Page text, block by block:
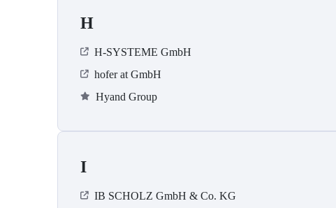
H
H-SYSTEME GmbH
hofer at GmbH
Hyand Group
I
IB SCHOLZ GmbH & Co. KG